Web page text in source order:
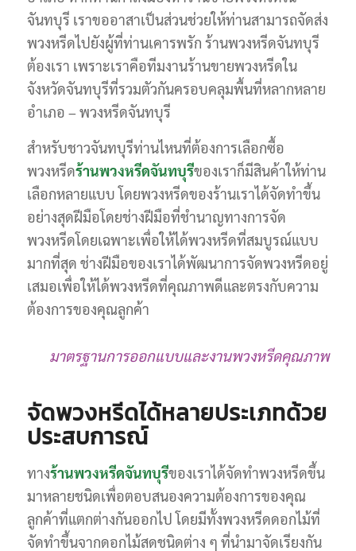
จันทบุรี เราขออาสาเป็นส่วนช่วยให้ท่านสามารถจัดส่ง
พวงหรีดไปยังผู้ที่ท่านเคารพรัก ร้านพวงหรีดจันทบุรี
ต้องเรา เพราะเราคือทีมงานร้านขายพวงหรีดใน
จังหวัดจันทบุรีที่รวมตัวกันครอบคลุมพื้นที่หลากหลาย
อำเภอ – พวงหรีดจันทบุรี
สำหรับชาวจันทบุรีท่านไหนที่ต้องการเลือกซื้อ
พวงหรีดร้านพวงหรีดจันทบุรีของเราก็มีสินค้าให้ท่าน
เลือกหลายแบบ โดยพวงหรีดของร้านเราได้จัดทำขึ้น
อย่างสุดฝีมือโดยช่างฝีมือที่ชำนาญทางการจัด
พวงหรีดโดยเฉพาะเพื่อให้ได้พวงหรีดที่สมบูรณ์แบบ
มากที่สุด ช่างฝีมือของเราได้พัฒนาการจัดพวงหรีดอยู่
เสมอเพื่อให้ได้พวงหรีดที่คุณภาพดีและตรงกับความ
ต้องการของคุณลูกค้า
มาตรฐานการออกแบบและงานพวงหรีดคุณภาพ
จัดพวงหรีดได้หลายประเภทด้วย
ประสบการณ์
ทางร้านพวงหรีดจันทบุรีของเราได้จัดทำพวงหรีดขึ้น
มาหลายชนิดเพื่อตอบสนองความต้องการของคุณ
ลูกค้าที่แตกต่างกันออกไป โดยมีทั้งพวงหรีดดอกไม้ที่
จัดทำขึ้นจากดอกไม้สดชนิดต่าง ๆ ที่นำมาจัดเรียงกัน